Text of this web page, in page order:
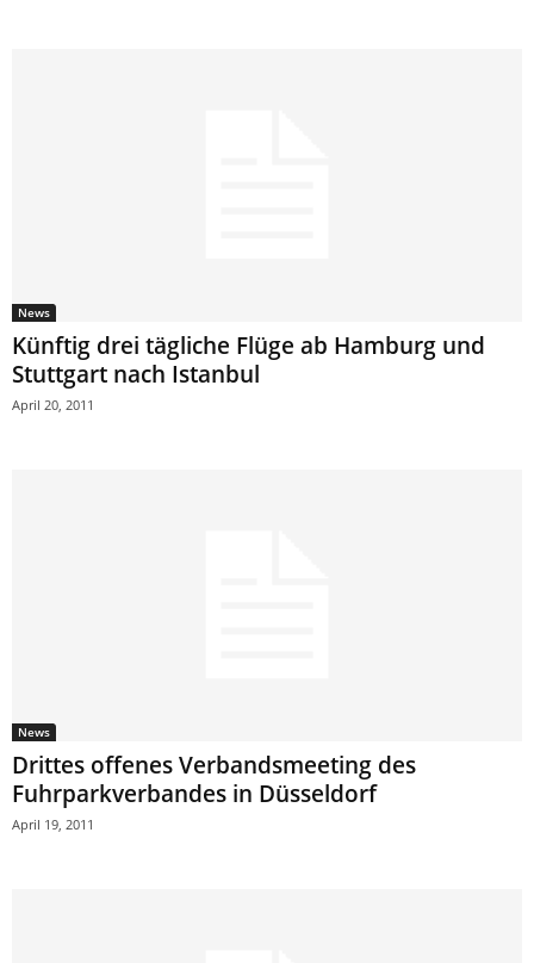
News
Künftig drei tägliche Flüge ab Hamburg und
Stuttgart nach Istanbul
April 20, 2011
News
Drittes offenes Verbandsmeeting des
Fuhrparkverbandes in Düsseldorf
April 19, 2011